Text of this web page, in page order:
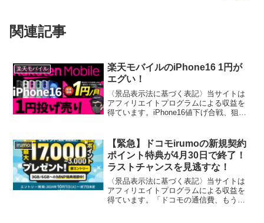
関連記事
楽天モバイル
楽天モバイルのiPhone16 1円が
エグい！
〈景品表示法に基づく表記〉当サイトは
アフィリエイトプログラムによる収益を
得ています。iPhone16値下げ合戦、狙う
得に向けてキャンペーンを加速させる
中、楽天...
irumo
【緊急】ドコモirumoの新規契約
ポイント特典が4月30日で終了！
ラストチャンスを見逃すな！
〈景品表示法に基づく表記〉当サイトは
アフィリエイトプログラムによる収益を
得ています。「ドコモの通信費、もう少